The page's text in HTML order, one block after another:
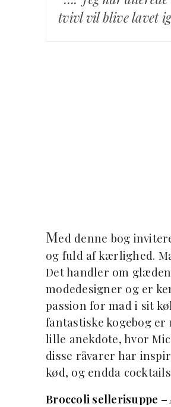
tvivl vil blive lavet
Med denne bog
og fuld af kærlighed.
Det handler om
modedesigner og er
passion for mad i sit
fantastiske kogebog
lille anekdote, hvor
disse råvarer har
kød, og endda
Broccoli sellerisuppe